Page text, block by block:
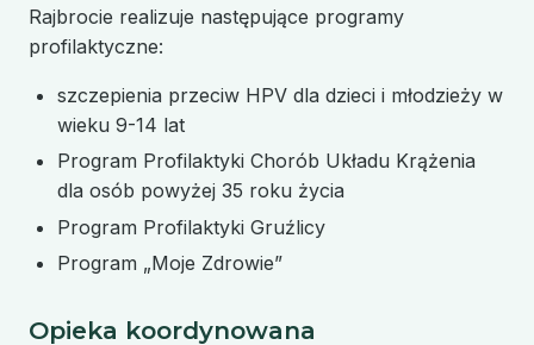
Rajbrocie realizuje następujące programy
profilaktyczne:
szczepienia przeciw HPV dla dzieci i młodzieży w
wieku 9-14 lat
Program Profilaktyki Chorób Układu Krążenia
dla osób powyżej 35 roku życia
Program Profilaktyki Gruźlicy
Program „Moje Zdrowie”
Opieka koordynowana